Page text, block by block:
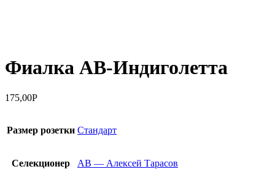
Фиалка АВ-Индиголетта
175,00Р
Размер розетки Стандарт
Селекционер АВ — Алексей Тарасов